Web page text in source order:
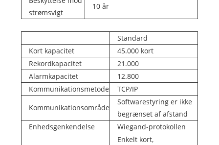
strømsvigt
10 år
Standard
Kort kapacitet
45.000 kort
Rekordkapacitet
21.000
Alarmkapacitet
12.800
Kommunikationsmetode
TCP/IP
Kommunikationsområde
Softwarestyring er ikke
begrænset af afstand
Enhedsgenkendelse
Wiegand-protokollen
Enkelt kort,